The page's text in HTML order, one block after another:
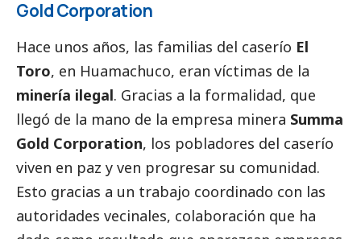
Gold Corporation
Hace unos años, las familias del caserío El
Toro, en Huamachuco, eran víctimas de la
minería ilegal. Gracias a la formalidad, que
llegó de la mano de la empresa minera Summa
Gold Corporation, los pobladores del caserío
viven en paz y ven progresar su comunidad.
Esto gracias a un trabajo coordinado con las
autoridades vecinales, colaboración que ha